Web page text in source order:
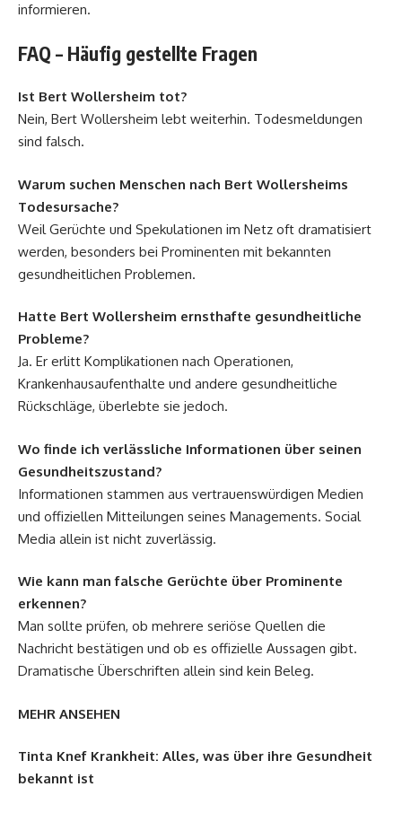
informieren.
FAQ – Häufig gestellte Fragen
Ist Bert Wollersheim tot?
Nein, Bert Wollersheim lebt weiterhin. Todesmeldungen
sind falsch.
Warum suchen Menschen nach Bert Wollersheims
Todesursache?
Weil Gerüchte und Spekulationen im Netz oft dramatisiert
werden, besonders bei Prominenten mit bekannten
gesundheitlichen Problemen.
Hatte Bert Wollersheim ernsthafte gesundheitliche
Probleme?
Ja. Er erlitt Komplikationen nach Operationen,
Krankenhausaufenthalte und andere gesundheitliche
Rückschläge, überlebte sie jedoch.
Wo finde ich verlässliche Informationen über seinen
Gesundheitszustand?
Informationen stammen aus vertrauenswürdigen Medien
und offiziellen Mitteilungen seines Managements. Social
Media allein ist nicht zuverlässig.
Wie kann man falsche Gerüchte über Prominente
erkennen?
Man sollte prüfen, ob mehrere seriöse Quellen die
Nachricht bestätigen und ob es offizielle Aussagen gibt.
Dramatische Überschriften allein sind kein Beleg.
MEHR ANSEHEN
Tinta Knef Krankheit: Alles, was über ihre Gesundheit
bekannt ist